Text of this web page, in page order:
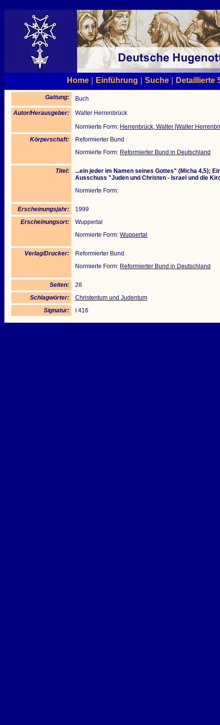
Home| Einführung | Suche| Detaillierte
Gattung: Buch
Autor/Herausgeber:
Walter Herrenbrück
Normierte Form: Herrenbrück, Walter [Walter
Körperschaft:
Reformierter Bund
Normierte Form: Reformierter Bund in Deutschland
Titel:
...ein jeder im Namen seines Gottes" (Micha 4,5);
Ausschuss "Juden und Christen - Israel und die
Normierte Form:
Erscheinungsjahr:
1999
Erscheinungsort:
Wuppertal
Normierte Form: Wuppertal
Verlag/Drucker:
Reformierter Bund
Normierte Form: Reformierter Bund in Deutschland
Seiten:
28
Schlagwörter:
Christentum und Judentum
Signatur:
I 416